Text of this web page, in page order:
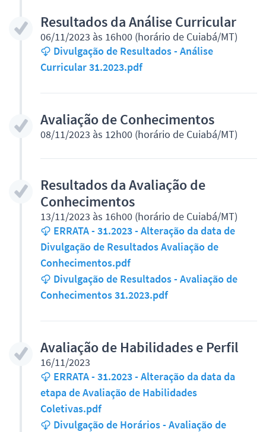
Resultados da Análise Curricular
06/11/2023 às 16h00 (horário de Cuiabá/MT)
Divulgação de Resultados - Análise
Curricular 31.2023.pdf
Avaliação de Conhecimentos
08/11/2023 às 12h00 (horário de Cuiabá/MT)
Resultados da Avaliação de
Conhecimentos
13/11/2023 às 16h00 (horário de Cuiabá/MT)
ERRATA - 31.2023 - Alteração da data de
Divulgação de Resultados Avaliação de
Conhecimentos.pdf
Divulgação de Resultados - Avaliação de
Conhecimentos 31.2023.pdf
Avaliação de Habilidades e Perfil
16/11/2023
ERRATA - 31.2023 - Alteração da data da
etapa de Avaliação de Habilidades
Coletivas.pdf
Divulgação de Horários - Avaliação de